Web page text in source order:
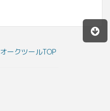
オークツールTOP